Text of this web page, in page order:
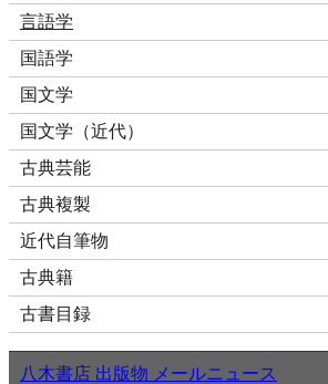
言語学
国語学
国文学
国文学（近代）
古典芸能
古典複製
近代自筆物
古典籍
古書目録
八木書店 出版物 メールニュース